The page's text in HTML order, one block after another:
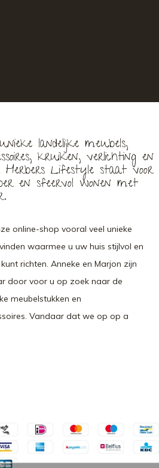
landelijke meubels,
kruiken, verlichting en
Herbers Lifestyle staat voor
en sfeervol wonen met
online-shop vooral veel unieke
waarmee u uw huis stijlvol en
richten. Anneke en Marjon zijn
door voor u op zoek naar de
meubelstukken en
Vandaar dat we op op a